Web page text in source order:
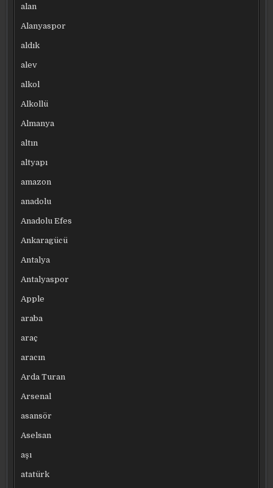
alan
Alanyaspor
aldık
alev
alkol
Alkollü
Almanya
altın
altyapı
amazon
anadolu
Anadolu Efes
Ankaragücü
Antalya
Antalyaspor
Apple
araba
araç
aracın
Arda Turan
Arsenal
asansör
Aselsan
aşı
atatürk